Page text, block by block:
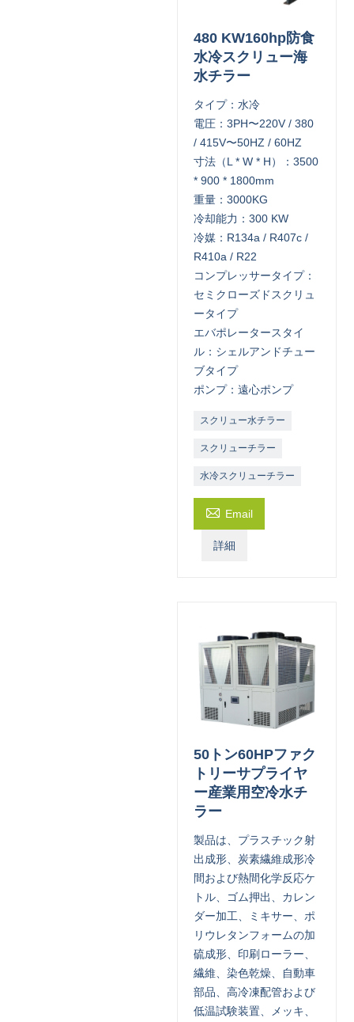
480 KW160hp防食
水冷スクリュー海
水チラー
タイプ：水冷
電圧：3PH〜220V / 380
/ 415V〜50HZ / 60HZ
寸法（L * W * H）：3500
* 900 * 1800mm
重量：3000KG
冷却能力：300 KW
冷媒：R134a / R407c /
R410a / R22
コンプレッサータイプ：
セミクローズドスクリュ
ータイプ
エバポレータースタイ
ル：シェルアンドチュー
ブタイプ
ポンプ：遠心ポンプ
スクリュー水チラー
スクリューチラー
水冷スクリューチラー
 Email
詳細
50トン60HPファク
トリーサプライヤ
ー産業用空冷水チ
ラー
製品は、プラスチック射
出成形、炭素繊維成形冷
間および熱間化学反応ケ
トル、ゴム押出、カレン
ダー加工、ミキサー、ポ
リウレタンフォームの加
硫成形、印刷ローラー、
繊維、染色乾燥、自動車
部品、高冷凍配管および
低温試験装置、メッキ、